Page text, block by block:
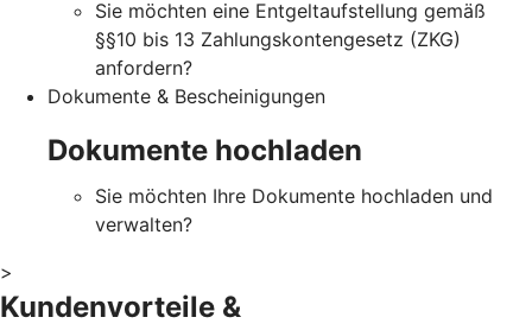
Sie möchten eine Entgeltaufstellung gemäß
§§10 bis 13 Zahlungskontengesetz (ZKG)
anfordern?
Dokumente & Bescheinigungen
Dokumente hochladen
Sie möchten Ihre Dokumente hochladen und
verwalten?
>
Kundenvorteile &